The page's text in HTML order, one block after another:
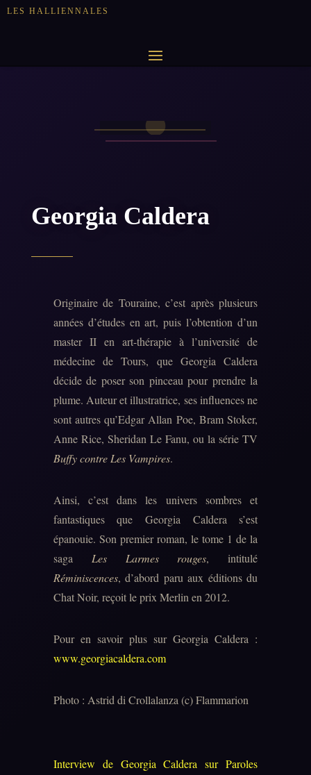
LES HALLIENNALES
Georgia Caldera
Originaire de Touraine, c’est après plusieurs
années d’études en art, puis l’obtention d’un
master II en art-thérapie à l’université de
médecine de Tours, que Georgia Caldera
décide de poser son pinceau pour prendre la
plume. Auteur et illustratrice, ses influences ne
sont autres qu’Edgar Allan Poe, Bram Stoker,
Anne Rice, Sheridan Le Fanu, ou la série TV
Buffy contre Les Vampires.
Ainsi, c’est dans les univers sombres et
fantastiques que Georgia Caldera s’est
épanouie. Son premier roman, le tome 1 de la
saga Les Larmes rouges, intitulé
Réminiscences, d’abord paru aux éditions du
Chat Noir, reçoit le prix Merlin en 2012.
Pour en savoir plus sur Georgia Caldera :
www.georgiacaldera.com
Photo : Astrid di Crollalanza (c) Flammarion
Interview de Georgia Caldera sur Paroles